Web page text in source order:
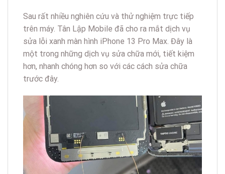
Sau rất nhiều nghiên cứu và thử nghiệm trực tiếp
trên máy. Tân Lập Mobile đã cho ra mắt dịch vụ
sửa lỗi xanh màn hình iPhone 13 Pro Max. Đây là
một trong những dịch vụ sửa chữa mới, tiết kiệm
hơn, nhanh chóng hơn so với các cách sửa chữa
trước đây.